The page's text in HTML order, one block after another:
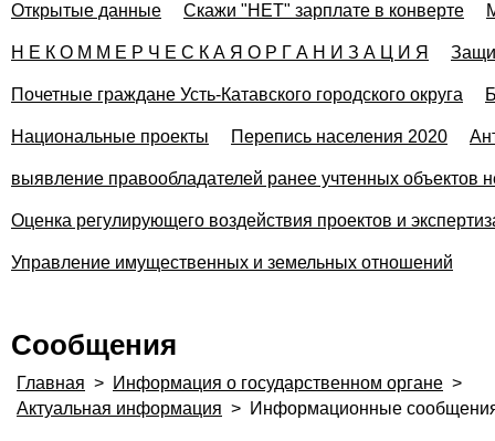
Открытые данные Скажи "НЕТ" зарплате в конверте
Н Е К О М М Е Р Ч Е С К А Я О Р Г А Н И З А Ц И Я
Почетные граждане Усть-Катавского городского округа
Национальные проекты Перепись населения 2020
выявление правообладателей ранее учтенных объектов
Оценка регулирующего воздействия проектов и
Управление имущественных и земельных отношений
Сообщения
Главная > Информация о государственном органе >
Актуальная информация > Информационные